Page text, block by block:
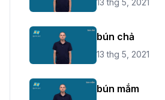
bún chả
13 thg 5, 2021
bún mắm